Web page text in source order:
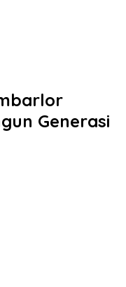
Generasi